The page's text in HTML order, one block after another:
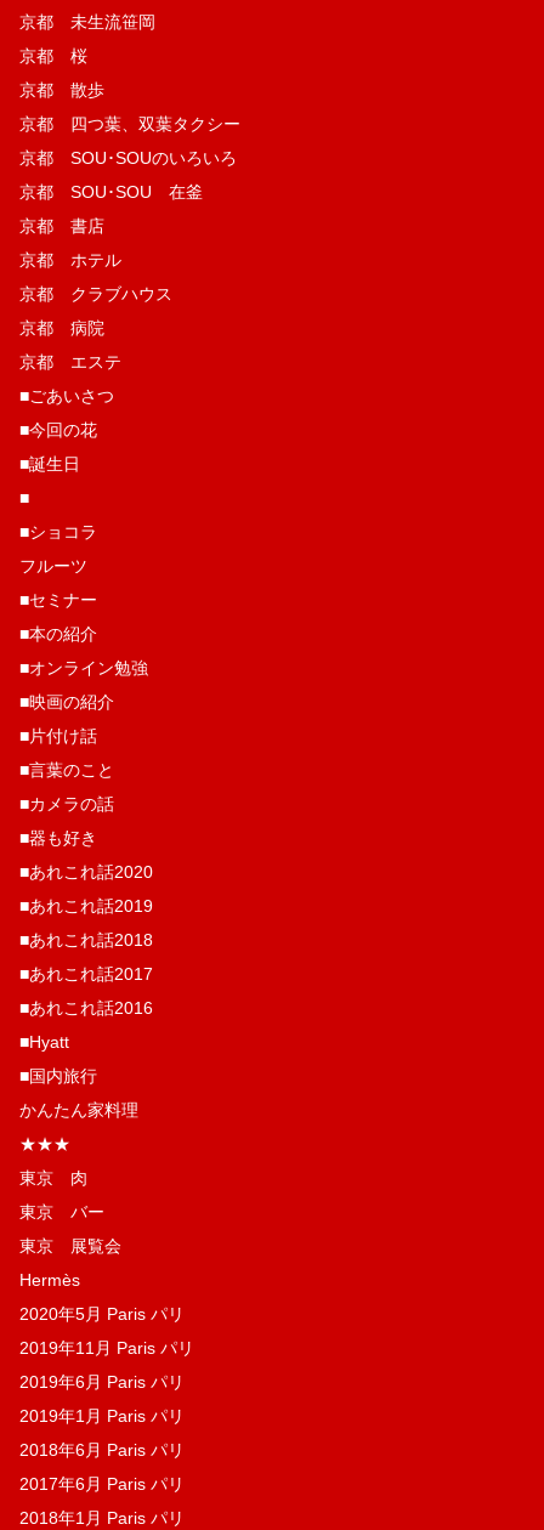
京都 未生流笹岡
京都 桜
京都 散歩
京都 四つ葉、双葉タクシー
京都 SOU･SOUのいろいろ
京都 SOU･SOU 在釜
京都 書店
京都 ホテル
京都 クラブハウス
京都 病院
京都 エステ
■ごあいさつ
■今回の花
■誕生日
■
■ショコラ
フルーツ
■セミナー
■本の紹介
■オンライン勉強
■映画の紹介
■片付け話
■言葉のこと
■カメラの話
■器も好き
■あれこれ話2020
■あれこれ話2019
■あれこれ話2018
■あれこれ話2017
■あれこれ話2016
■Hyatt
■国内旅行
かんたん家料理
★★★
東京 肉
東京 バー
東京 展覧会
Hermès
2020年5月 Paris パリ
2019年11月 Paris パリ
2019年6月 Paris パリ
2019年1月 Paris パリ
2018年6月 Paris パリ
2017年6月 Paris パリ
2018年1月 Paris パリ